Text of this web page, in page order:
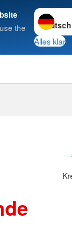
the
Sprache
Alles klar